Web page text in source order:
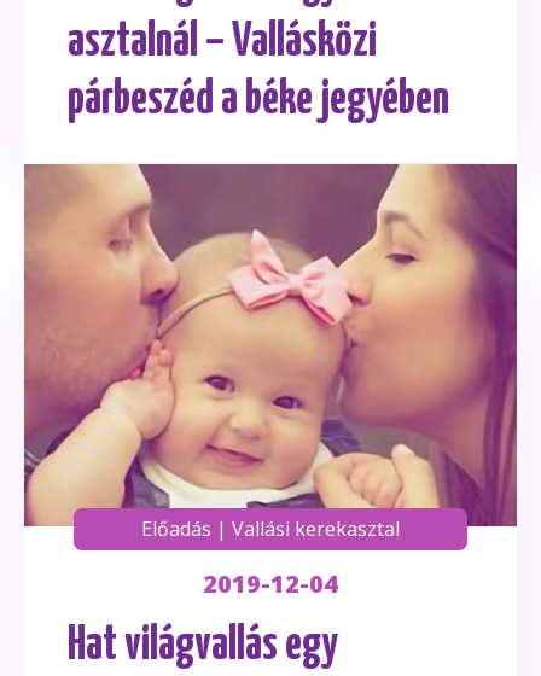
asztalnál – Vallásközi
párbeszéd a béke jegyében
Előadás | Vallási kerekasztal
2019-12-04
Hat világvallás egy